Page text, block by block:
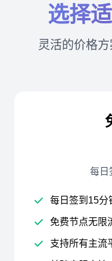
选择
灵活的价格
每日
每日签到15分
免费节点无限
支持所有主流